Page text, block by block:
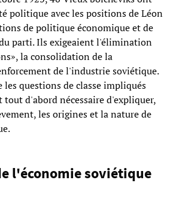
politique avec les positions de Léon
de politique économique et de
parti. Ils exigeaient l'élimination
la consolidation de la
de l'industrie soviétique.
les questions de classe impliqués
d'abord nécessaire d'expliquer,
les origines et la nature de
l'économie soviétique